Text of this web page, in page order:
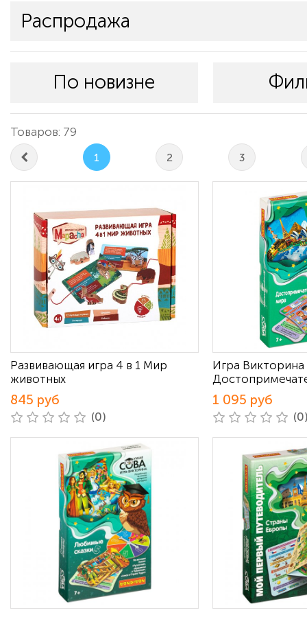
Распродажа
По новизне
Товаров: 79
1 2 3
Развивающая игра 4 в 1 Мир
животных
845 руб
(0)
Игра Викторина
1 095 руб